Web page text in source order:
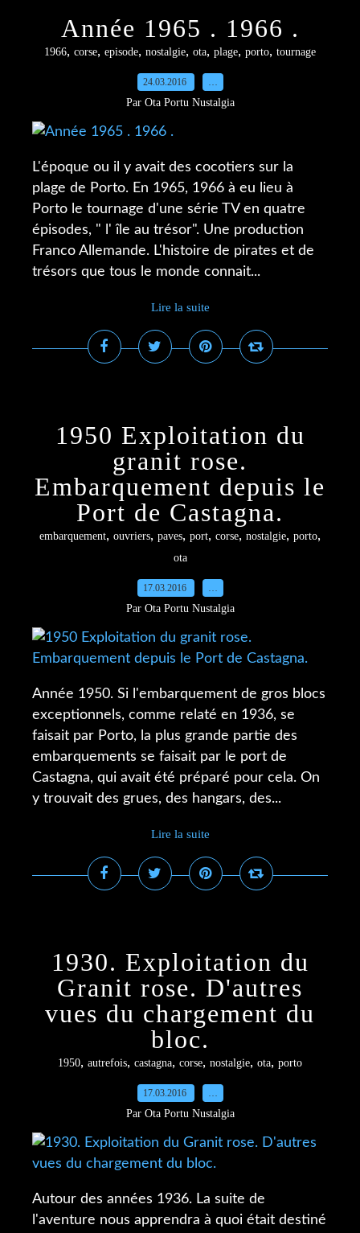
Année 1965 . 1966 .
1966, corse, episode, nostalgie, ota, plage, porto, tournage
24.03.2016 …
Par Ota Portu Nustalgia
L'époque ou il y avait des cocotiers sur la
plage de Porto. En 1965, 1966 à eu lieu à
Porto le tournage d'une série TV en quatre
épisodes, " l' île au trésor". Une production
Franco Allemande. L'histoire de pirates et de
trésors que tous le monde connait...
Lire la suite
1950 Exploitation du
granit rose.
Embarquement depuis le
Port de Castagna.
embarquement, ouvriers, paves, port, corse, nostalgie, porto,
ota
17.03.2016 …
Par Ota Portu Nustalgia
Année 1950. Si l'embarquement de gros blocs
exceptionnels, comme relaté en 1936, se
faisait par Porto, la plus grande partie des
embarquements se faisait par le port de
Castagna, qui avait été préparé pour cela. On
y trouvait des grues, des hangars, des...
Lire la suite
1930. Exploitation du
Granit rose. D'autres
vues du chargement du
bloc.
1950, autrefois, castagna, corse, nostalgie, ota, porto
17.03.2016 …
Par Ota Portu Nustalgia
Autour des années 1936. La suite de
l'aventure nous apprendra à quoi était destiné